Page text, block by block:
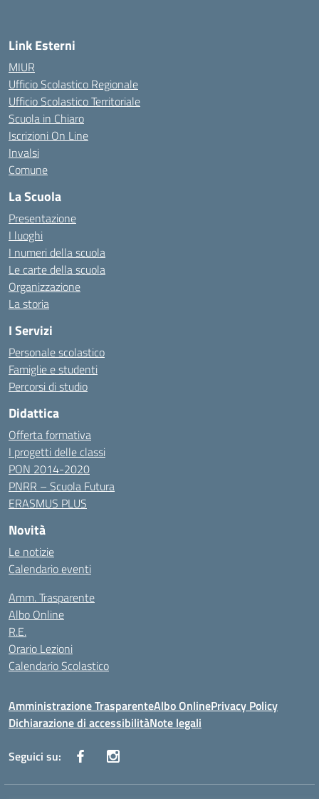
Link Esterni
MIUR
Ufficio Scolastico Regionale
Ufficio Scolastico Territoriale
Scuola in Chiaro
Iscrizioni On Line
Invalsi
Comune
La Scuola
Presentazione
I luoghi
I numeri della scuola
Le carte della scuola
Organizzazione
La storia
I Servizi
Personale scolastico
Famiglie e studenti
Percorsi di studio
Didattica
Offerta formativa
I progetti delle classi
PON 2014-2020
PNRR – Scuola Futura
ERASMUS PLUS
Novità
Le notizie
Calendario eventi
Amm. Trasparente
Albo Online
R.E.
Orario Lezioni
Calendario Scolastico
Amministrazione TrasparenteAlbo OnlinePrivacy Policy
Dichiarazione di accessibilitàNote legali
Seguici su: